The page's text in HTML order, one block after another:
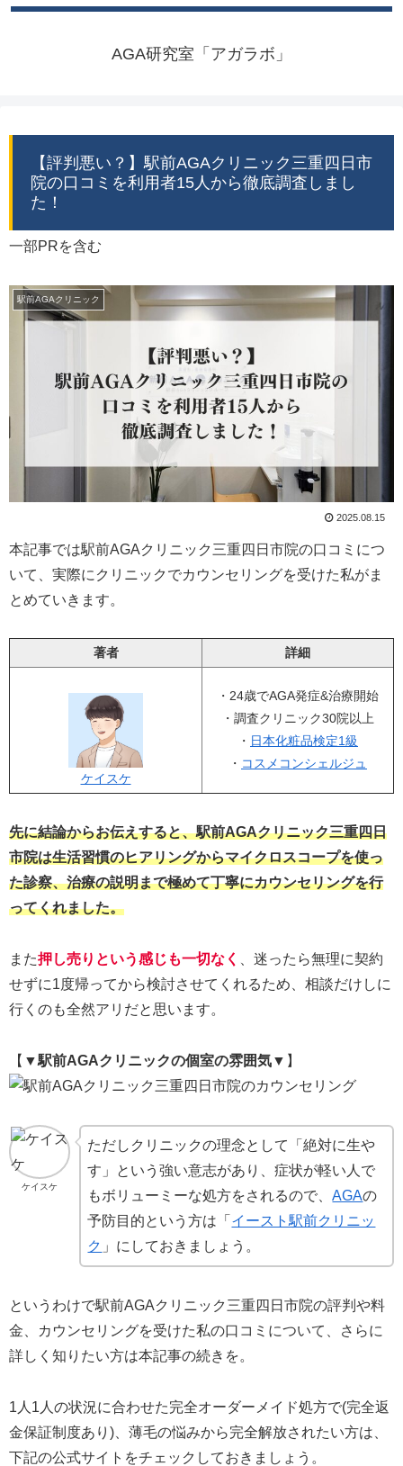
AGA研究室「アガラボ」
【評判悪い？】駅前AGAクリニック三重四日市
院の口コミを利用者15人から徹底調査しまし
た！
一部PRを含む
駅前AGAクリニック
2025.08.15
本記事では駅前AGAクリニック三重四日市院の口コミにつ
いて、実際にクリニックでカウンセリングを受けた私がま
とめていきます。
著者 詳細
ケイスケ
・24歳でAGA発症&治療開始
・調査クリニック30院以上
・ 日本化粧品検定1級
・ コスメコンシェルジュ
先に結論からお伝えすると、駅前AGAクリニック三重四日
市院は生活習慣のヒアリングからマイクロスコープを使っ
た診察、治療の説明まで極めて丁寧にカウンセリングを行
ってくれました。
また押し売りという感じも一切なく
、迷ったら無理に契約
せずに1度帰ってから検討させてくれるため、相談だけしに
行くのも全然アリだと思います。
【▼駅前AGAクリニックの個室の雰囲気▼】
ケイスケ
ただしクリニックの理念として「絶対に生や
す」という強い意志があり、症状が軽い人で
もボリューミーな処方をされるので、AGAの
予防目的という方は「 イースト駅前クリニッ
ク 」にしておきましょう。
というわけで駅前AGAクリニック三重四日市院の評判や料
金、カウンセリングを受けた私の口コミについて、さらに
詳しく知りたい方は本記事の続きを。
1人1人の状況に合わせた完全オーダーメイド処方で(完全返
金保証制度あり)、薄毛の悩みから完全解放されたい方は、
下記の公式サイトをチェックしておきましょう。